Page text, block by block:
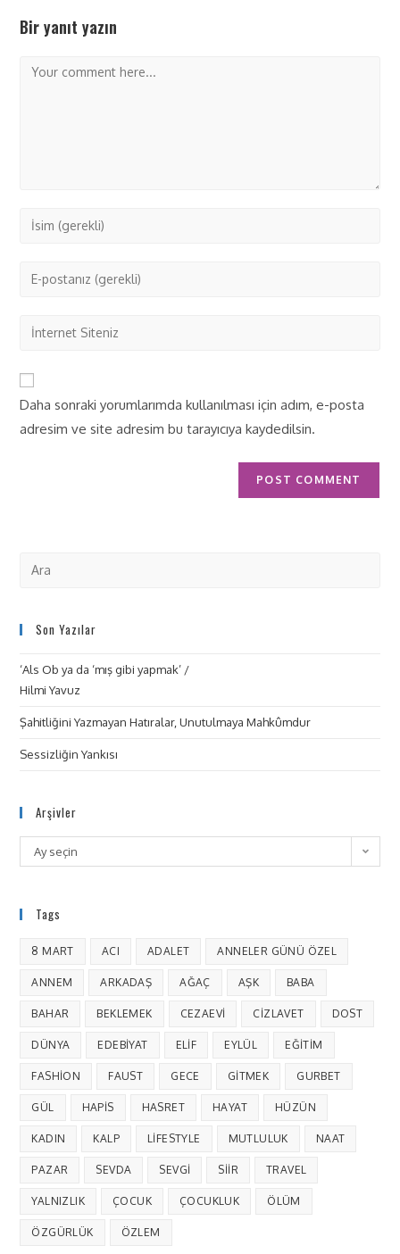
Bir yanıt yazın
Daha sonraki yorumlarımda kullanılması için adım, e-posta
adresim ve site adresim bu tarayıcıya kaydedilsin.
Son Yazılar
‘Als Ob ya da ‘mış gibi yapmak’ /
Hilmi Yavuz
Şahitliğini Yazmayan Hatıralar, Unutulmaya Mahkûmdur
Sessizliğin Yankısı
Arşivler
Ay seçin
Tags
8 MART ACI ADALET ANNELER GÜNÜ ÖZEL
ANNEM ARKADAŞ AĞAÇ AŞK BABA
BAHAR BEKLEMEK CEZAEVI CIZLAVET DOST
DÜNYA EDEBIYAT ELIF EYLÜL EĞITIM
FASHION FAUST GECE GITMEK GURBET
GÜL HAPIS HASRET HAYAT HÜZÜN
KADIN KALP LIFESTYLE MUTLULUK NAAT
PAZAR SEVDA SEVGI SIIR TRAVEL
YALNIZLIK ÇOCUK ÇOCUKLUK ÖLÜM
ÖZGÜRLÜK ÖZLEM